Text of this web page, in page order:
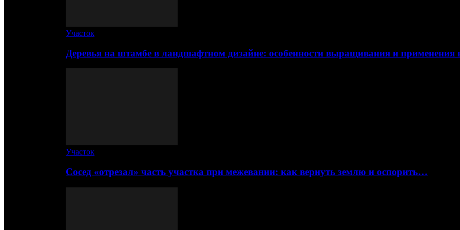
Участок
Деревья на штамбе в ландшафтном дизайне: особенности выращивания и
Участок
Сосед «отрезал» часть участка при межевании: как вернуть землю и оспорить…